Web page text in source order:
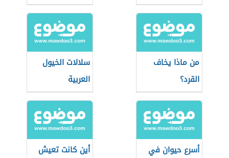
من ماذا يخاف
القرد؟
سلالات الخيول
العربية
أسرع حيوان في
أين كانت تعيش